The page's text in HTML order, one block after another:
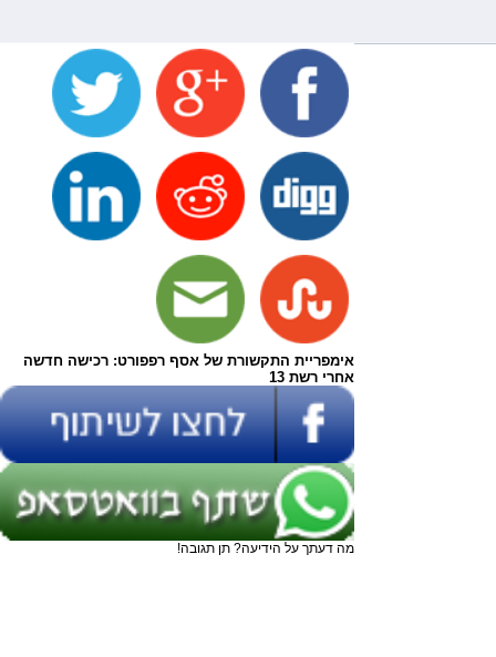
אימפריית התקשורת של אסף רפפורט: רכישה חדשה
אחרי רשת 13
מה דעתך על הידיעה? תן תגובה!